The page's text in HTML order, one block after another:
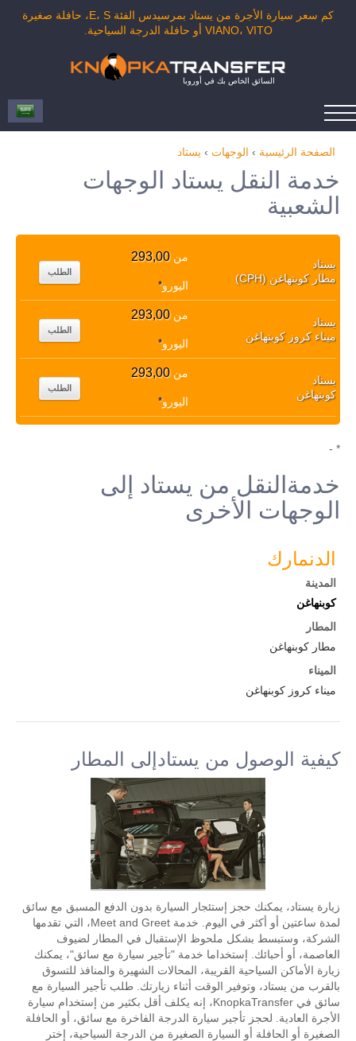
كم سعر سيارة الأجرة من يستاد بمرسيدس الفئة E، S، حافلة صغيرة
VIANO، VITO أو حافلة الدرجة السياحية.
السائق الخاص بك في أوروبا
الصفحة الرئيسية › الوجهات › يستاد
خدمة النقل يستاد الوجهات
الشعبية
يستاد
مطار كوبنهاغن (CPH)
من293,00
اليورو*
الطلب
يستاد
ميناء كروز كوبنهاغن
من293,00
اليورو*
الطلب
يستاد
كوبنهاغن
من293,00
اليورو*
الطلب
* -
خدمةالنقل من يستاد إلى
الوجهات الأخرى
الدنمارك
المدينة
كوبنهاغن
المطار
مطار كوبنهاغن
الميناء
ميناء كروز كوبنهاغن
كيفية الوصول من يستادإلى المطار
زيارة يستاد، يمكنك حجز إستئجار السيارة بدون الدفع المسبق مع سائق
لمدة ساعتين أو أكثر في اليوم. خدمة Meet and Greet، التي تقدمها
الشركة، وستبسط بشكل ملحوظ الإستقبال في المطار لضيوف
العاصمة، أو أحبائك. إستخداما خدمة "تأجير سيارة مع سائق"، يمكنك
زيارة الأماكن السياحية القريبة، المحالات الشهيرة والمنافذ للتسوق
بالقرب من يستاد، وتوفير الوقت أثناء زيارتك. طلب تأجير السيارة مع
سائق في KnopkaTransfer، إنه يكلف أقل بكثير من إستخدام سيارة
الأجرة العادية. لحجز تأجير سيارة الدرجة الفاخرة مع سائق، أو الحافلة
الصغيرة أو الحافلة أو السيارة الصغيرة من الدرجة السياحية، إختر